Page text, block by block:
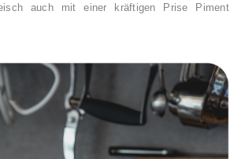
auch mit einer kräftigen Prise Piment